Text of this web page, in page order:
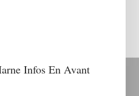
Infos En Avant